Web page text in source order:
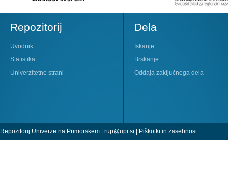
Repozitorij
Uvodnik
Statistika
Univerzitetne strani
Dela
Iskanje
Brskanje
Oddaja zaključnega dela
Repozitorij Univerze na Primorskem | rup@upr.si | Piškotki in zasebnost